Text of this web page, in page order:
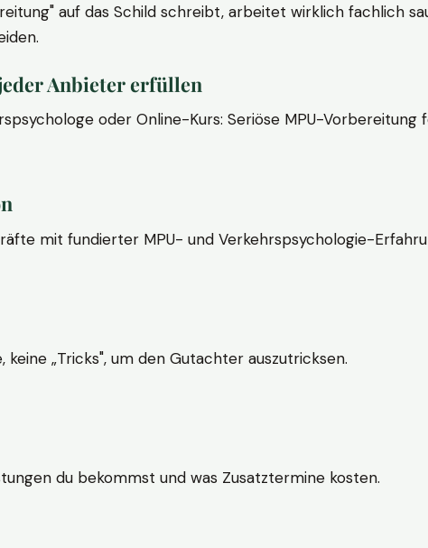
auf das Schild schreibt, arbeitet wirklich fachlich
Anbieter erfüllen
oder Online-Kurs: Seriöse MPU-
mit fundierter MPU- und Verkehrspsychologie-
keine „Tricks", um den Gutachter auszutricksen.
du bekommst und was Zusatztermine kosten.